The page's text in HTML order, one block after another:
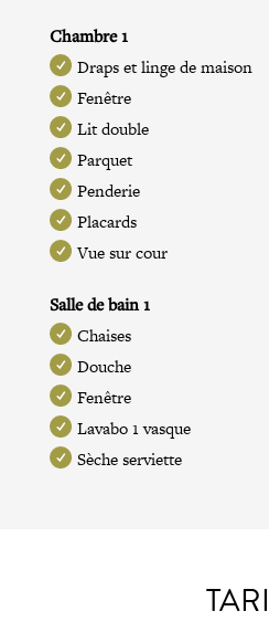
Chambre 1
Draps et linge de maison
Fenêtre
Lit double
Parquet
Penderie
Placards
Vue sur cour
Salle de bain 1
Chaises
Douche
Fenêtre
Lavabo 1 vasque
Sèche serviette